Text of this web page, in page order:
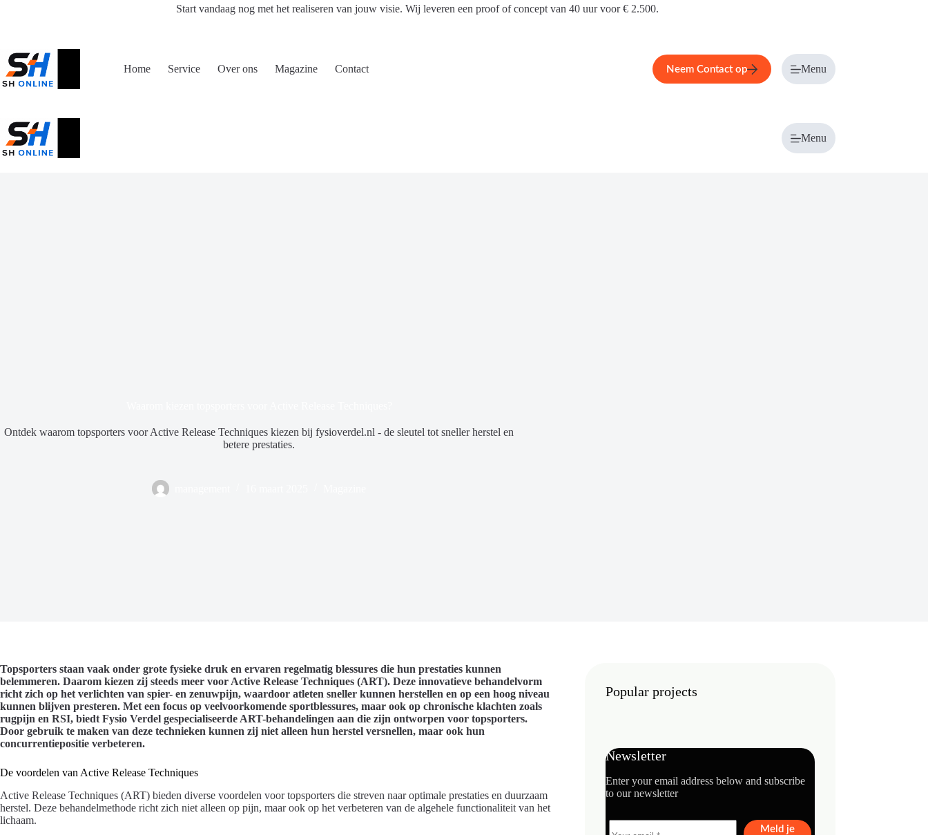
Start vandaag nog met het realiseren van jouw visie. Wij leveren een proof of concept van 40 uur voor € 2.500.
Home Service Over ons Magazine Contact Neem Contact op Menu
Menu
Ontdek waarom topsporters voor Active Release Techniques kiezen bij fysioverdel.nl - de sleutel tot sneller herstel en
betere prestaties.
Topsporters staan vaak onder grote fysieke druk en ervaren regelmatig blessures die hun prestaties kunnen
belemmeren. Daarom kiezen zij steeds meer voor Active Release Techniques (ART). Deze innovatieve behandelvorm
richt zich op het verlichten van spier- en zenuwpijn, waardoor atleten sneller kunnen herstellen en op een hoog niveau
kunnen blijven presteren. Met een focus op veelvoorkomende sportblessures, maar ook op chronische klachten zoals
rugpijn en RSI, biedt Fysio Verdel gespecialiseerde ART-behandelingen aan die zijn ontworpen voor topsporters.
Door gebruik te maken van deze technieken kunnen zij niet alleen hun herstel versnellen, maar ook hun
concurrentiepositie verbeteren.
De voordelen van Active Release Techniques
Active Release Techniques (ART) bieden diverse voordelen voor topsporters die streven naar optimale prestaties en duurzaam
herstel. Deze behandelmethode richt zich niet alleen op pijn, maar ook op het verbeteren van de algehele functionaliteit van het
lichaam.
Popular projects
Newsletter
Enter your email address below and subscribe
to our newsletter
Meld je